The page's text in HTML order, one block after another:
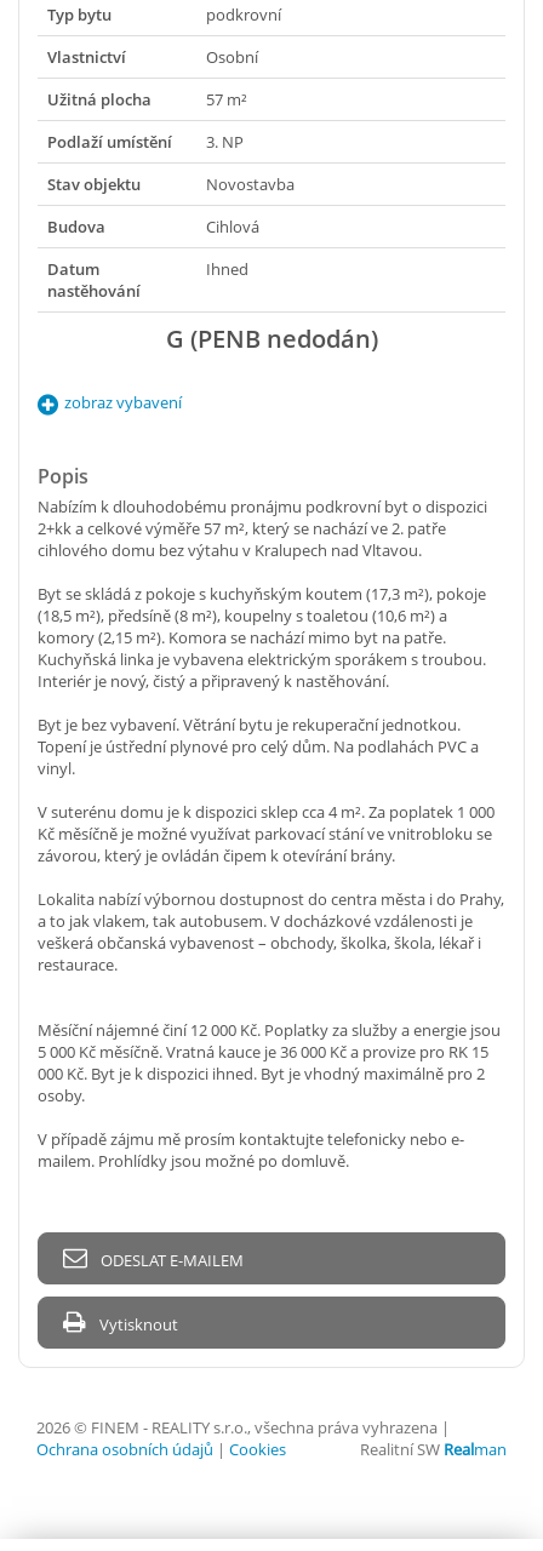
Typ bytu
podkrovní
Vlastnictví
Osobní
Užitná plocha
57 m²
Podlaží umístění
3. NP
Stav objektu
Novostavba
Budova
Cihlová
Datum
nastěhování
Ihned
G (PENB nedodán)
zobraz vybavení
Popis
Nabízím k dlouhodobému pronájmu podkrovní byt o dispozici
2+kk a celkové výměře 57 m², který se nachází ve 2. patře
cihlového domu bez výtahu v Kralupech nad Vltavou.
Byt se skládá z pokoje s kuchyňským koutem (17,3 m²), pokoje
(18,5 m²), předsíně (8 m²), koupelny s toaletou (10,6 m²) a
komory (2,15 m²). Komora se nachází mimo byt na patře.
Kuchyňská linka je vybavena elektrickým sporákem s troubou.
Interiér je nový, čistý a připravený k nastěhování.
Byt je bez vybavení. Větrání bytu je rekuperační jednotkou.
Topení je ústřední plynové pro celý dům. Na podlahách PVC a
vinyl.
V suterénu domu je k dispozici sklep cca 4 m². Za poplatek 1 000
Kč měsíčně je možné využívat parkovací stání ve vnitrobloku se
závorou, který je ovládán čipem k otevírání brány.
Lokalita nabízí výbornou dostupnost do centra města i do Prahy,
a to jak vlakem, tak autobusem. V docházkové vzdálenosti je
veškerá občanská vybavenost – obchody, školka, škola, lékař i
restaurace.
Měsíční nájemné činí 12 000 Kč. Poplatky za služby a energie jsou
5 000 Kč měsíčně. Vratná kauce je 36 000 Kč a provize pro RK 15
000 Kč. Byt je k dispozici ihned. Byt je vhodný maximálně pro 2
osoby.
V případě zájmu mě prosím kontaktujte telefonicky nebo e-
mailem. Prohlídky jsou možné po domluvě.
ODESLAT E-MAILEM
Vytisknout
2026 © FINEM - REALITY s.r.o., všechna práva vyhrazena |
Ochrana osobních údajů | Cookies Realitní SW Realman